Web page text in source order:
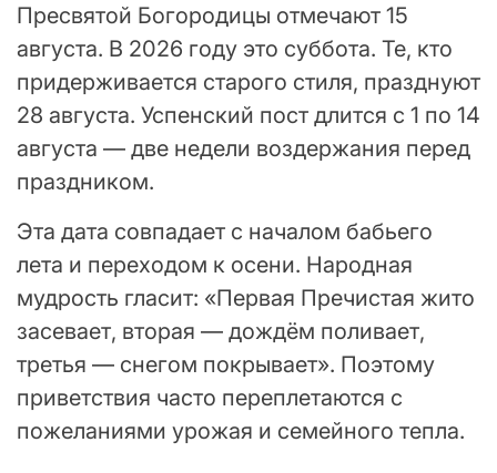
Пресвятой Богородицы отмечают 15
августа. В 2026 году это суббота. Те, кто
придерживается старого стиля, празднуют
28 августа. Успенский пост длится с 1 по 14
августа — две недели воздержания перед
праздником.
Эта дата совпадает с началом бабьего
лета и переходом к осени. Народная
мудрость гласит: «Первая Пречистая жито
засевает, вторая — дождём поливает,
третья — снегом покрывает». Поэтому
приветствия часто переплетаются с
пожеланиями урожая и семейного тепла.